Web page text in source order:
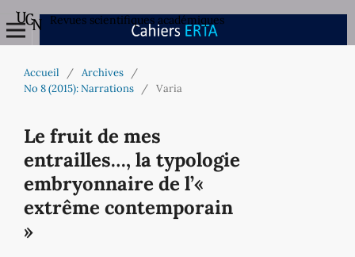
Revues scientifiques académiques
Accueil / Archives
/
No 8 (2015): Narrations
/ Varia
Le fruit de mes
entrailles…, la typologie
embryonnaire de l’«
extrême contemporain
»